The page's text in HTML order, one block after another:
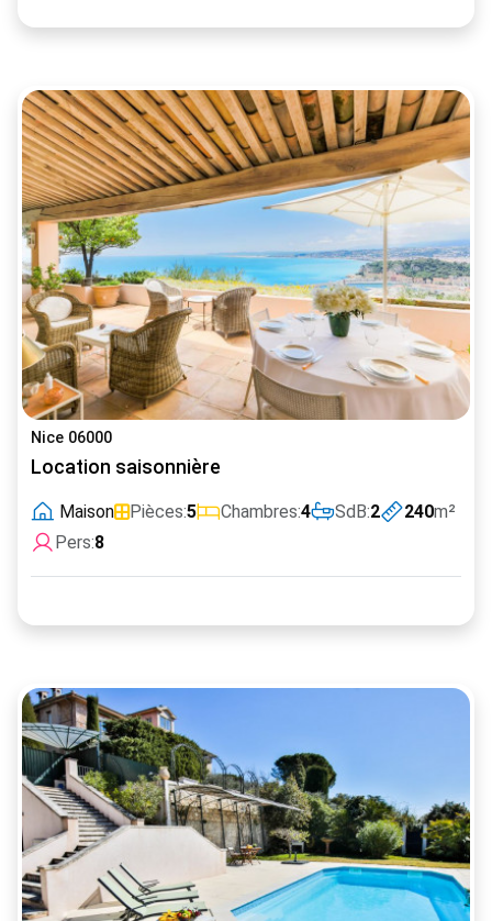
Nice 06000
Location saisonnière
Maison Pièces:5 Chambres:4 SdB:2 240m²
Pers:8